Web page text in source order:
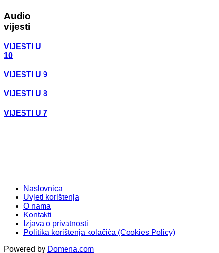
Audio
vijesti
VIJESTI U
10
VIJESTI U 9
VIJESTI U 8
VIJESTI U 7
Naslovnica
Uvjeti korištenja
O nama
Kontakti
Izjava o privatnosti
Politika korištenja kolačića (Cookies Policy)
Powered by Domena.com